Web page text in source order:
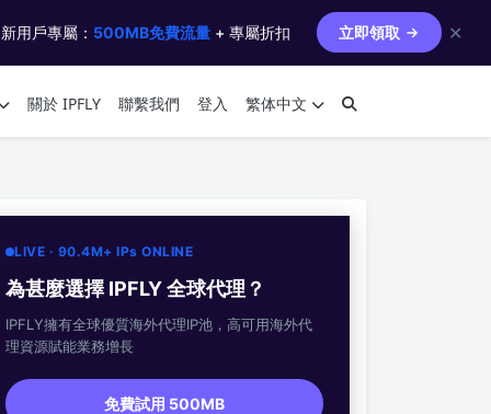
用戶專屬： 500MB免費流量 + 專屬折扣 立即領取 ✕
關於 IPFLY 聯繫我們 登入 繁体中文
LIVE · 90.4M+ IPs ONLINE
為甚麼選擇 IPFLY 全球代理？
IPFLY擁有全球優質海外代理IP池，高可用海外代
理資源賦能業務增長
免費試用 500MB